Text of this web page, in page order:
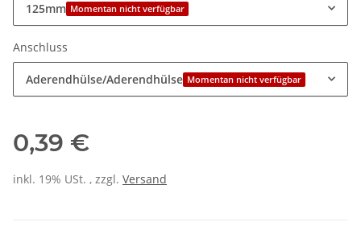
125mm Momentan nicht verfügbar
Anschluss
Aderendhülse/Aderendhülse Momentan nicht verfügbar
0,39 €
inkl. 19% USt. , zzgl. Versand